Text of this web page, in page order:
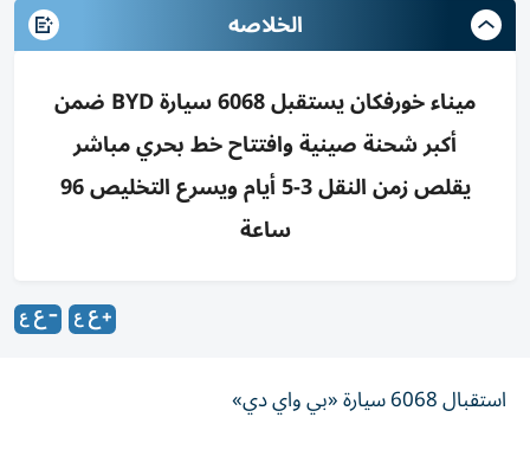
الخلاصه
ميناء خورفكان يستقبل 6068 سيارة BYD ضمن
أكبر شحنة صينية وافتتاح خط بحري مباشر
يقلص زمن النقل 3-5 أيام ويسرع التخليص 96
ساعة
استقبال 6068 سيارة «بي واي دي»